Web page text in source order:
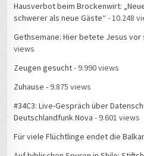
Hausverbot beim Brockenwirt:
schwerer als neue Gäste“ - 10.248
Gethsemane: Hier betete Jesus vor
views
Zeugen gesucht- 9.990 views
Zuhause - 9.875 views
#34C3: Live-Gespräch über
Deutschlandfunk Nova - 9.601 views
Für viele Flüchtlinge endet die